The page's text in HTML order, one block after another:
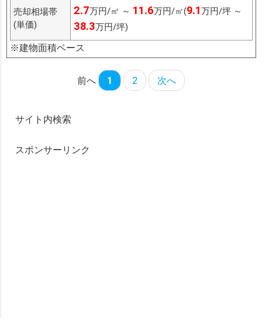
売却相場帯
(単価)
2.7万円/㎡ ～ 11.6万円/㎡(9.1万円/坪 ～
38.3万円/坪)
※建物面積ベース
前へ 1 2 次へ
サイト内検索
スポンサーリンク